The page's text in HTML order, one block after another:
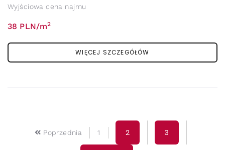
Wyjściowa cena najmu
38 PLN/m2
WIĘCEJ SZCZEGÓŁÓW
Poprzednia 1 2 3